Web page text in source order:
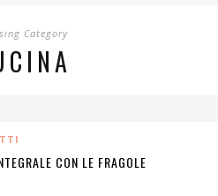
Category
CON LE FRAGOLE